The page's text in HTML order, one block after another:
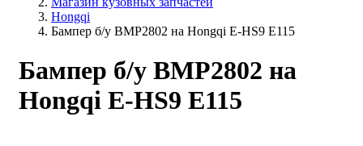
Hongqi
Бампер б/у BMP2802 на Hongqi E-HS9 E115
Бампер б/у BMP2802 на
Hongqi E-HS9 E115